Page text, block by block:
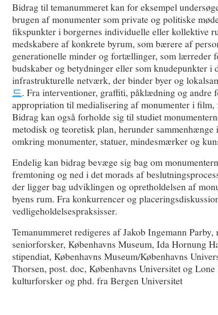
Bidrag til temanummeret kan for eksempel
brugen af monumenter som private og politiske
fikspunkter i borgernes individuelle eller kollektive
medskabere af konkrete byrum, som bærere af
generationelle minder og fortællinger, som lærreder
budskaber og betydninger eller som knudepunkter i
infrastrukturelle netværk, der binder byer og
드. Fra interventioner, graffiti, påklædning og andre
appropriation til medialisering af monumenter i film,
Bidrag kan også forholde sig til studiet
metodisk og teoretisk plan, herunder sammenhænge
omkring monumenter, statuer, mindesmærker og
Endelig kan bidrag bevæge sig bag om
fremtoning og ned i det morads af
der ligger bag udviklingen og opretholdelsen af
byens rum. Fra konkurrencer og
vedligeholdelsespraksisser.
Temanummeret redigeres af Jakob Ingemann
seniorforsker, Københavns Museum, Ida Hornung
stipendiat, Københavns Museum/Københavns
Thorsen, post. doc, Københavns Universitet og
kulturforsker og phd. fra Bergen Universitet